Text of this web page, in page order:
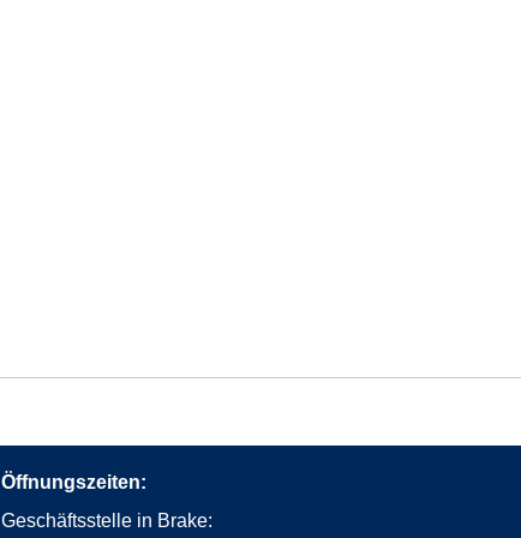
Öffnungszeiten:
Geschäftsstelle in Brake: